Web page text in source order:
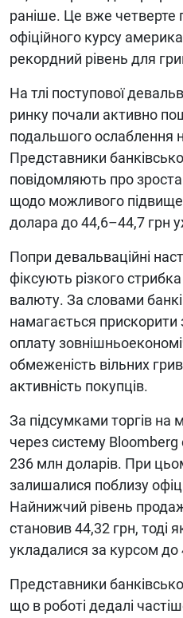
раніше. Це вже четверте
офіційного курсу
рекордний рівень для
На тлі поступової
ринку почали активно
подальшого ослаблення
Представники
повідомляють про
щодо можливого
долара до 44,6–44,7 грн
Попри девальваційні
фіксують різкого
валюту. За словами
намагається прискорити
оплату
обмеженість вільних
активність покупців.
За підсумками торгів на
через систему
236 млн доларів. При
залишалися поблизу
Найнижчий рівень
становив 44,32 грн, тоді
укладалися за курсом до
Представники
що в роботі дедалі